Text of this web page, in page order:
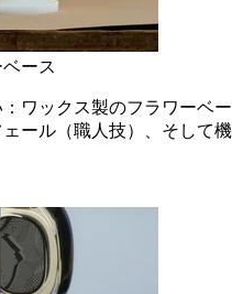
ース
ワックス製のフラワーベー
ール（職人技）、そして機